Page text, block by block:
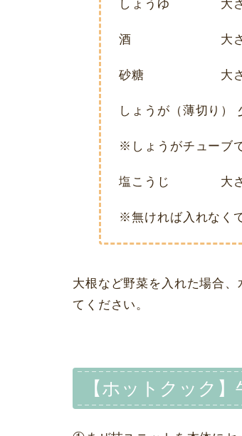
しょうゆ 大さ
酒 大さ
砂糖 大さ
しょうが（薄切り）
※しょうがチューブ
塩こうじ 大さ
※無ければ入れなく
大根など野菜を入れた場合
てください。
【ホットクック